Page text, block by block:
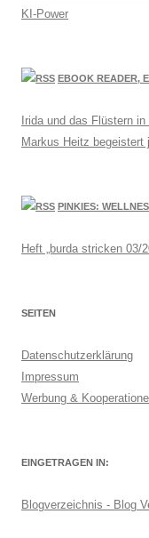
KI-Power
EBOOK READER,
Irida und das Flüstern
Markus Heitz begeistert
PINKIES:
Heft „burda stricken 03/
SEITEN
Datenschutzerklärung
Impressum
Werbung &
EINGETRAGEN IN:
Blogverzeichnis - Blog